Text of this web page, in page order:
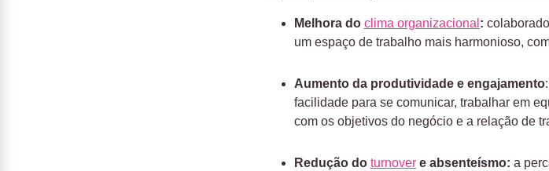
Melhora do clima organizacional :
um espaço de trabalho mais harmonioso,
Aumento da produtividade e engajamento
facilidade para se comunicar, trabalhar em
com os objetivos do negócio e a relação de
Redução do turnover e absenteísmo: a